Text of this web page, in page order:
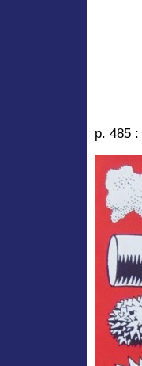
p. 485 :